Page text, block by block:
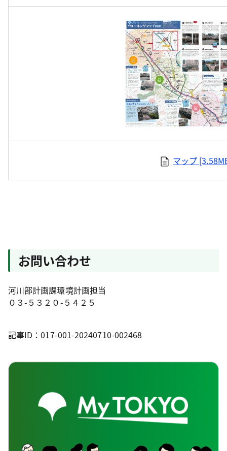
マップ
お問い合わせ
河川部計画課環境計画担当
０３-５３２０-５４２５
記事ID：017-001-20240710-002468